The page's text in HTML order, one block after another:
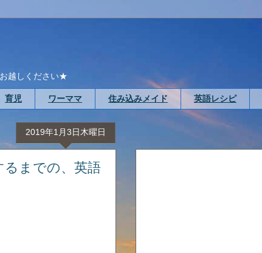
越しください★
育児 ワーママ 住み込みメイド 英語レシピ
2019年1月3日木曜日
るまでの、英語